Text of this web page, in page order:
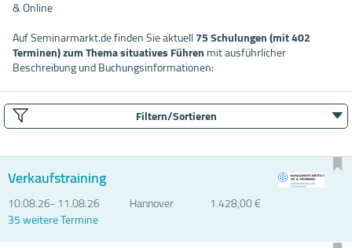
& Online
Auf Seminarmarkt.de finden Sie aktuell75 Schulungen (mit 402
Terminen) zum Thema situatives Führenmit ausführlicher
Beschreibung und Buchungsinformationen:
Filtern/Sortieren
Verkaufstraining
10.08.26- 11.08.26 Hannover
1.428,00 €
35 weitere Termine